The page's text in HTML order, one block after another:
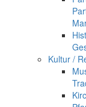
Kultur /